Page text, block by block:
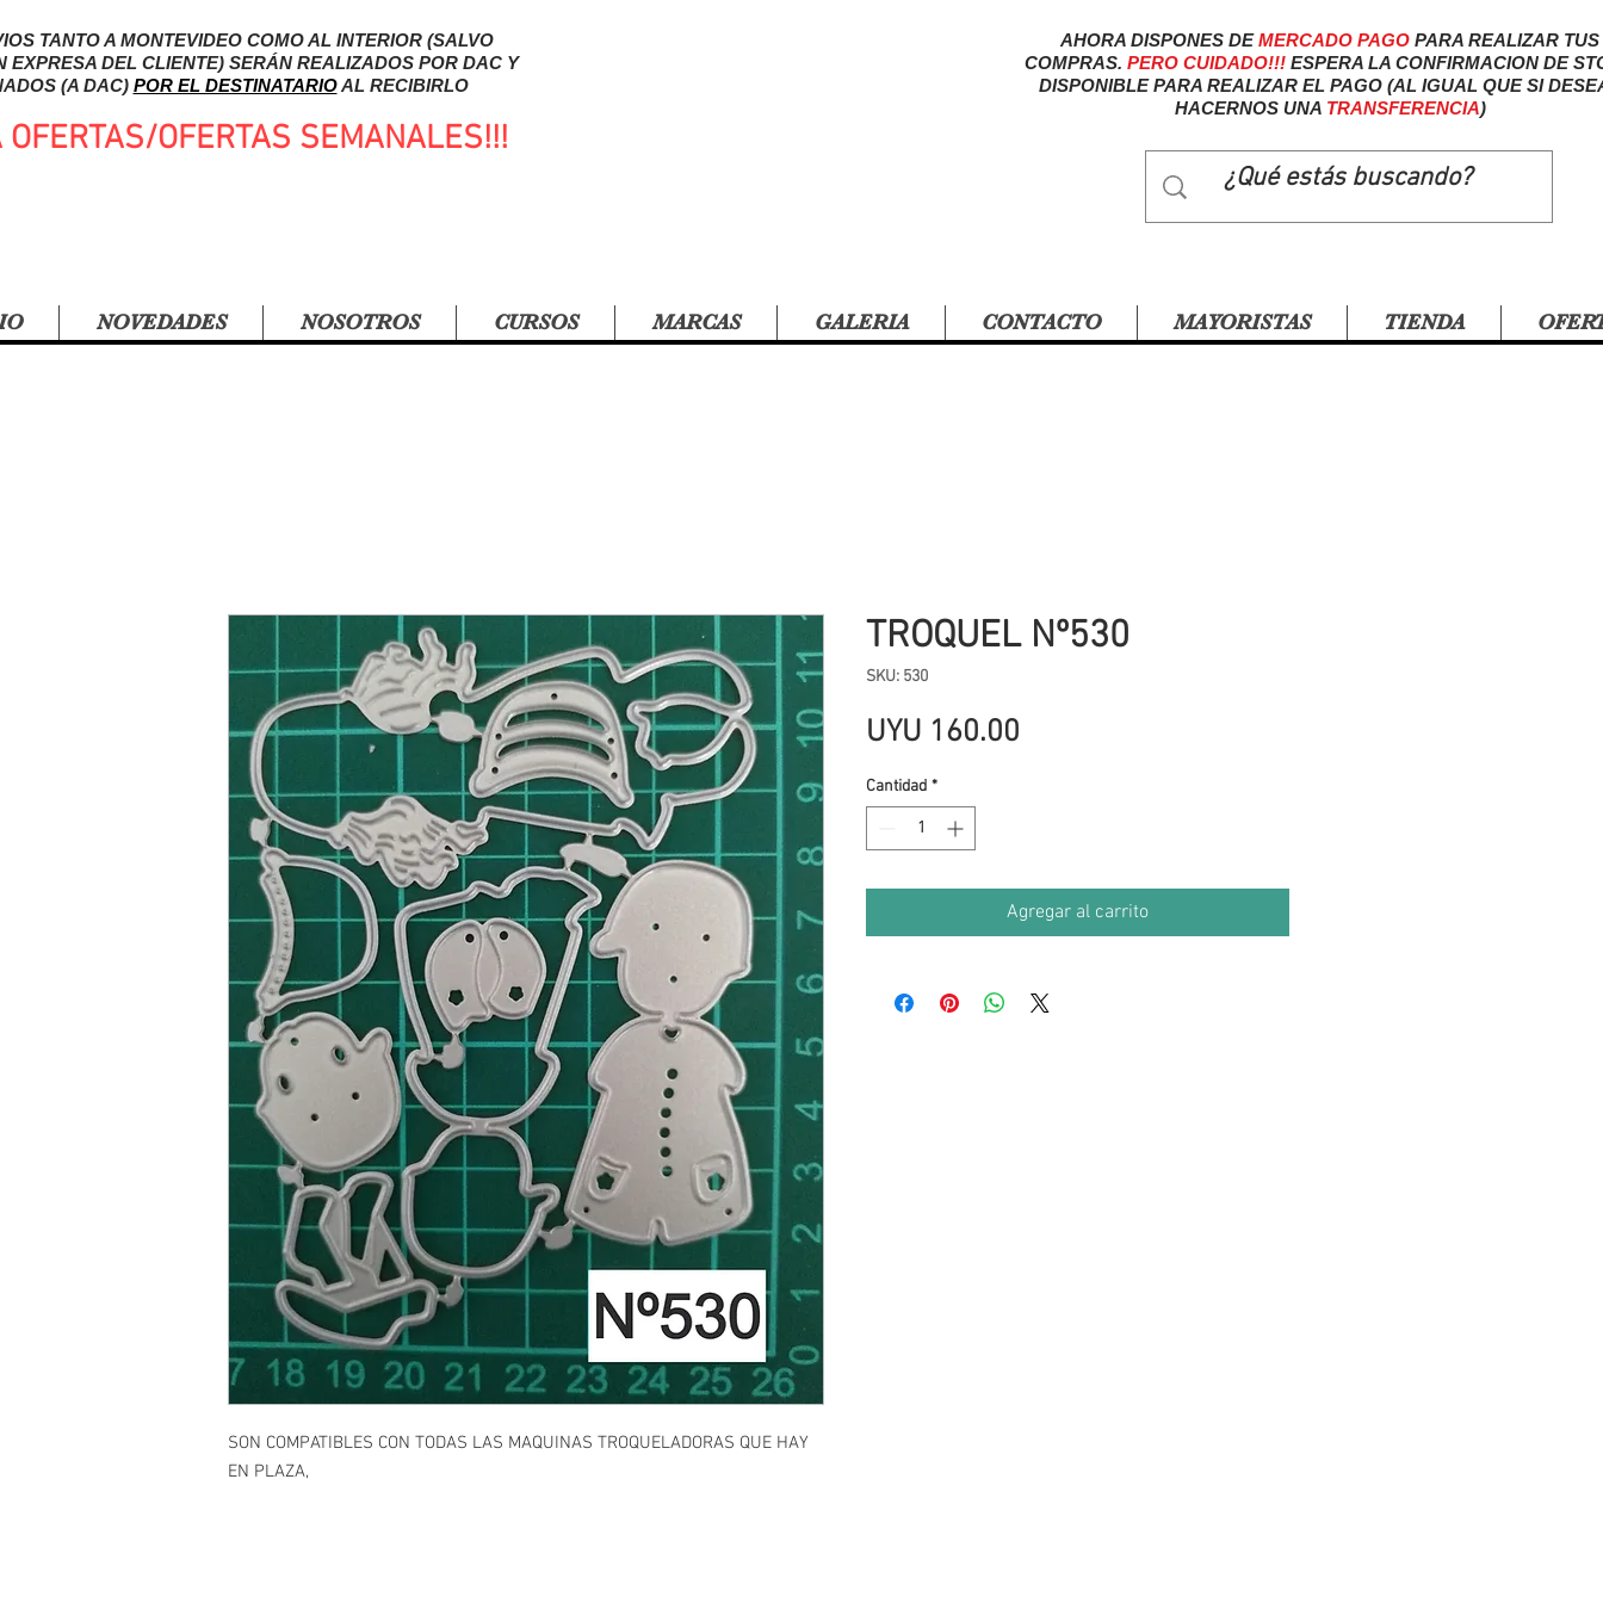
TANTO A MONTEVIDEO COMO AL INTERIOR (SALVO
EXPRESA DEL CLIENTE) SERÁN REALIZADOS POR DAC Y
(A DAC) POR EL DESTINATARIOAL RECIBIRLO
OFERTAS/OFERTAS SEMANALES!!!
AHORA DISPONES DEMERCADO PAGO PARA REALIZAR TUS
COMPRAS. PERO CUIDADO!!!ESPERA LA CONFIRMACION DE
DISPONIBLE PARA REALIZAR EL PAGO (AL IGUAL QUE SI
HACERNOS UNA TRANSFERENCIA)
NOVEDADES NOSOTROS CURSOS MARCAS GALERIA CONTACTO MAYORISTAS TIENDA
SON COMPATIBLES CON TODAS LAS MAQUINAS TROQUELADORAS QUE HAY
EN PLAZA,
TROQUEL Nº530
SKU: 530
UYU 160.00
Cantidad *
Agregar al carrito